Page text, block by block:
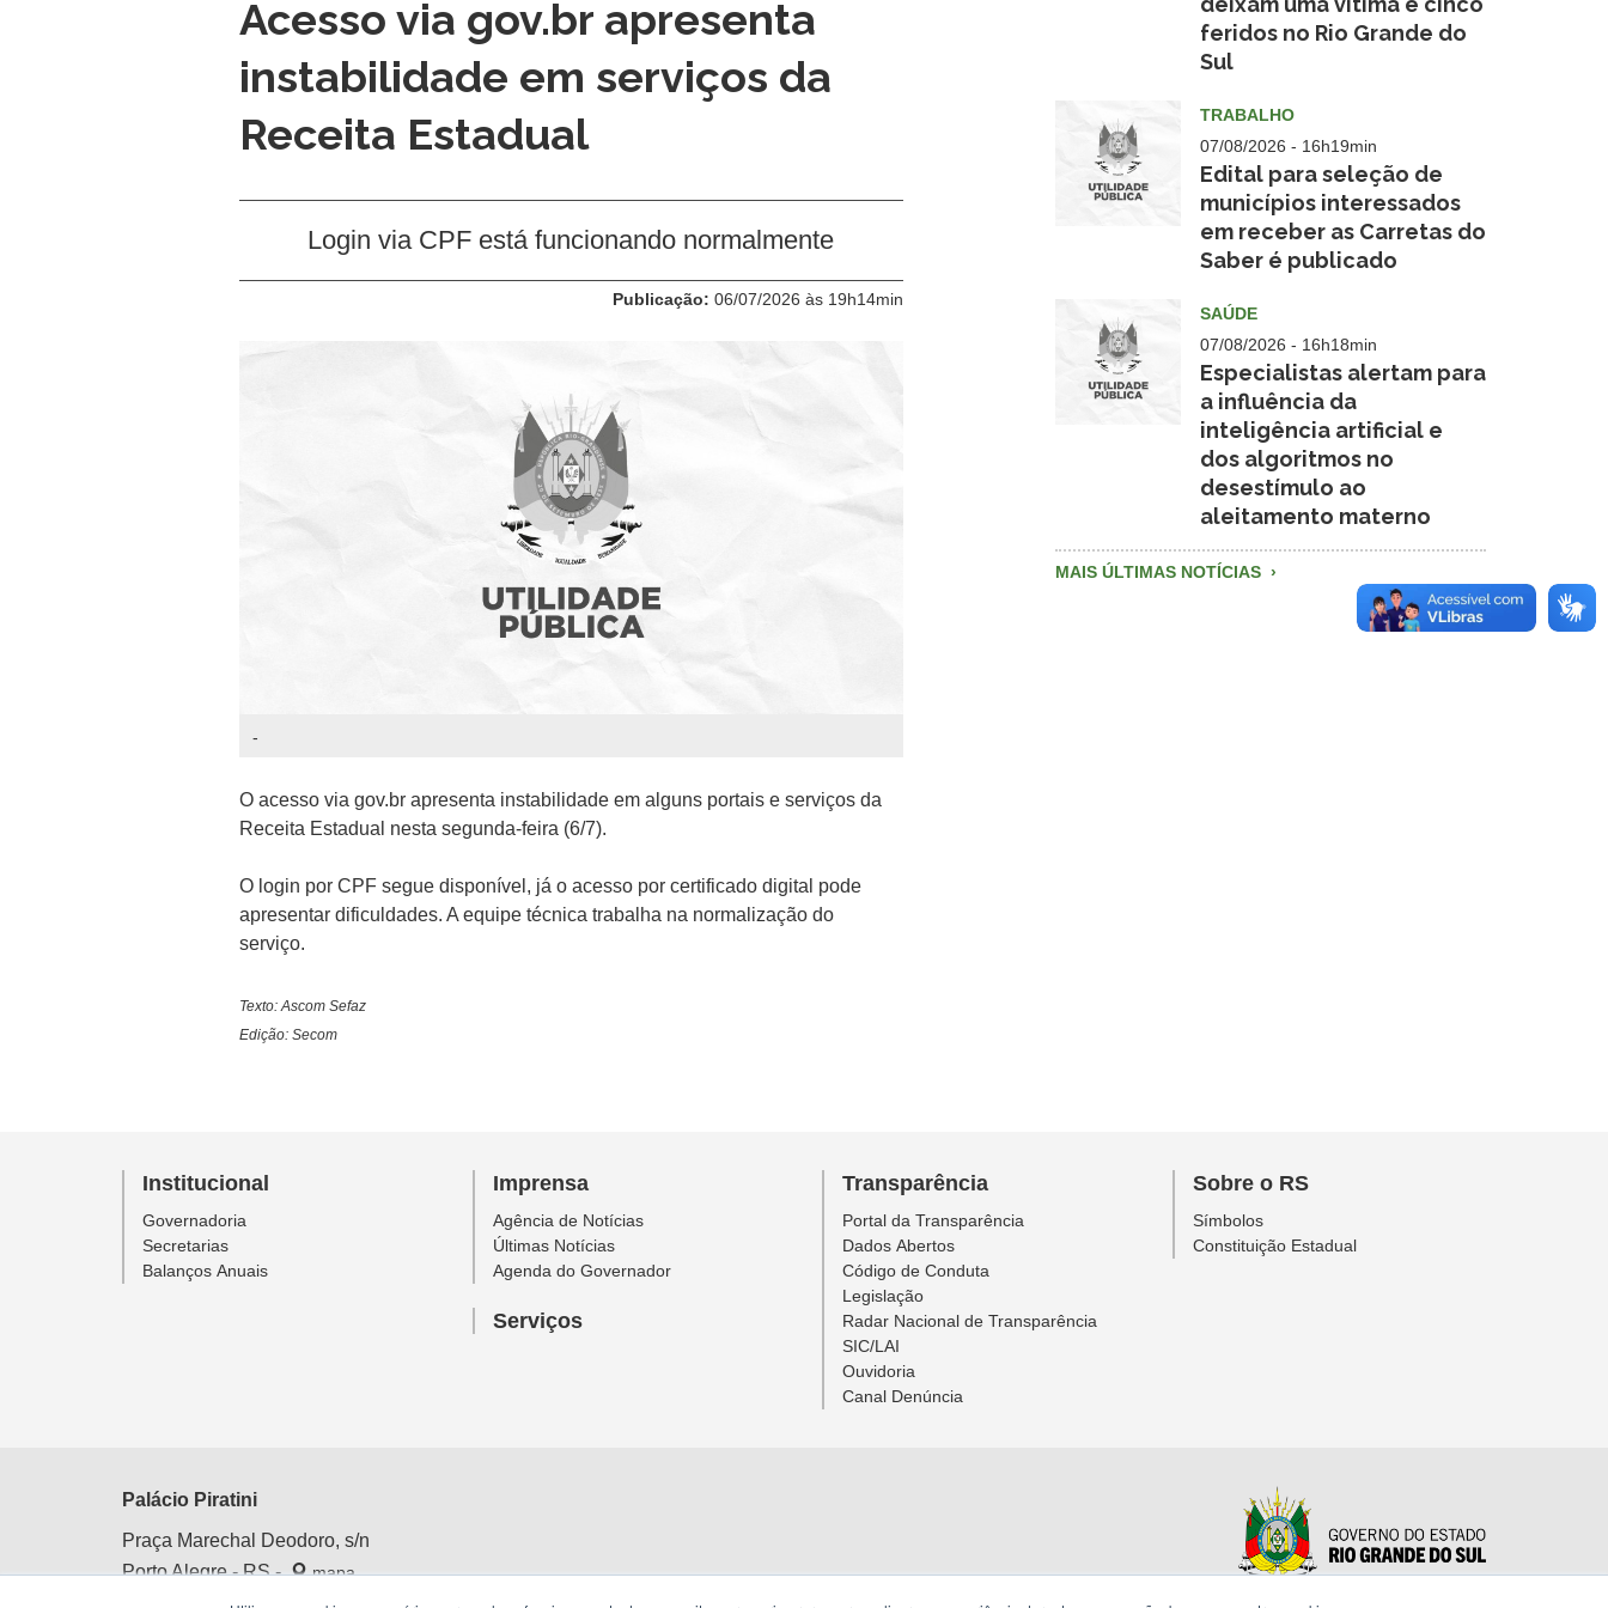
Acesso via gov.br apresenta
instabilidade em serviços da
Receita Estadual
Login via CPF está funcionando normalmente
Publicação: 06/07/2026 às 19h14min
-
O acesso via gov.br apresenta instabilidade em alguns portais e serviços da
Receita Estadual nesta segunda-feira (6/7).
O login por CPF segue disponível, já o acesso por certificado digital pode
apresentar dificuldades. A equipe técnica trabalha na normalização do
serviço.
Texto: Ascom Sefaz
Edição: Secom
feridos no Rio Grande do
Sul
TRABALHO
07/08/2026 - 16h19min
Edital para seleção de
municípios interessados
em receber as Carretas do
Saber é publicado
SAÚDE
07/08/2026 - 16h18min
Especialistas alertam para
a influência da
inteligência artificial e
dos algoritmos no
desestímulo ao
aleitamento materno
MAIS ÚLTIMAS NOTÍCIAS
Institucional
Governadoria
Secretarias
Balanços Anuais
Imprensa
Agência de Notícias
Últimas Notícias
Agenda do Governador
Serviços
Transparência
Portal da Transparência
Dados Abertos
Código de Conduta
Legislação
Radar Nacional de Transparência
SIC/LAI
Ouvidoria
Canal Denúncia
Sobre o RS
Símbolos
Constituição Estadual
Palácio Piratini
Praça Marechal Deodoro, s/n
Porto Alegre - RS -
mapa
Centro Histórico